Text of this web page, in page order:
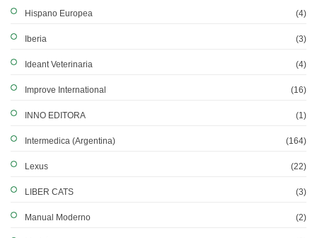
Hispano Europea (4)
Iberia (3)
Ideant Veterinaria (4)
Improve International (16)
INNO EDITORA (1)
Intermedica (Argentina) (164)
Lexus (22)
LIBER CATS (3)
Manual Moderno (2)